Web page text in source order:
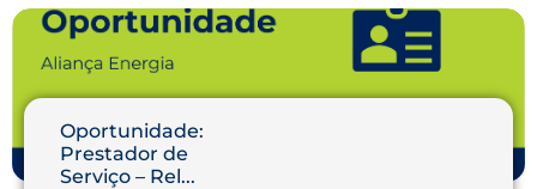
Oportunidade:
Prestador de
Serviço – Rel...